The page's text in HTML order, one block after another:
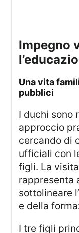
impegno verso le famiglie e
una vita familiare normale sotto gli occhi
pubblici
I duchi sono riconosciuti per il loro
approccio
cercando di
ufficiali con
figli. La
rappresenta
sottolineare
e della
I tre figli principali del duca e della